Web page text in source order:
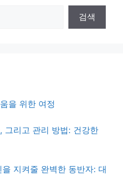
검색
을 위한 여정
그리고 관리 방법: 건강한
지켜줄 완벽한 동반자: 대